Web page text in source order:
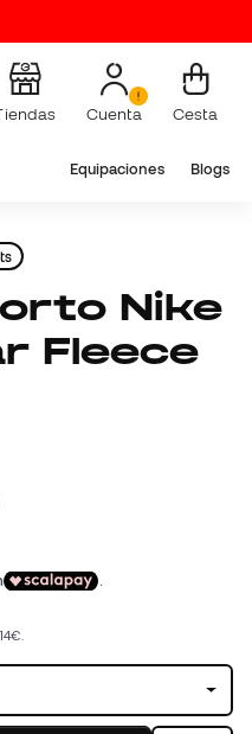
Cuenta Cesta
Equipaciones Blogs
Fleece